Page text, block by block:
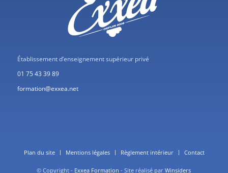
Établissement d’enseignement supérieur privé
01 75 43 39 89
formation@exxea.net
© Copyright - Exxea Formation - Site réalisé parWinsiders
Plan du site Mentions légales Règlement intérieur Contact